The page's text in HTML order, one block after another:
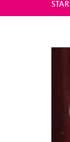
START